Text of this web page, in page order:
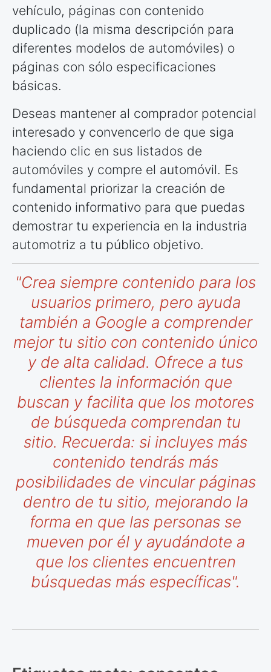
vehículo, páginas con contenido
duplicado (la misma descripción para
diferentes modelos de automóviles) o
páginas con sólo especificaciones
básicas.
Deseas mantener al comprador potencial
interesado y convencerlo de que siga
haciendo clic en sus listados de
automóviles y compre el automóvil. Es
fundamental priorizar la creación de
contenido informativo para que puedas
demostrar tu experiencia en la industria
automotriz a tu público objetivo.
"Crea siempre contenido para los
usuarios primero, pero ayuda
también a Google a comprender
mejor tu sitio con contenido único
y de alta calidad. Ofrece a tus
clientes la información que
buscan y facilita que los motores
de búsqueda comprendan tu
sitio. Recuerda: si incluyes más
contenido tendrás más
posibilidades de vincular páginas
dentro de tu sitio, mejorando la
forma en que las personas se
mueven por él y ayudándote a
que los clientes encuentren
búsquedas más específicas".